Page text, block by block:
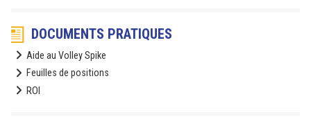
DOCUMENTS PRATIQUES
Aide au Volley Spike
Feuilles de positions
ROI